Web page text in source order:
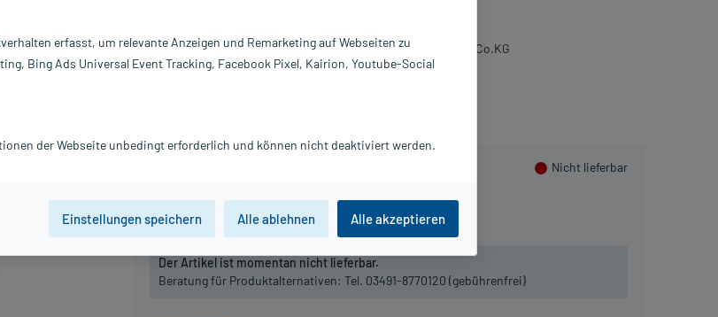
Nicht lieferbar
1 St 1 St 1 St
Der Artikel ist momentan nicht lieferbar.
Beratung für Produktalternativen: Tel. 03491-8770120 (gebührenfrei)
Hersteller:
Lohmann & Rauscher GmbH & Co.KG
erfasst, um relevante Anzeigen und Remarketing auf Webseiten zu
Bing Ads Universal Event Tracking, Facebook Pixel, Kairion, Youtube-Social
der Webseite unbedingt erforderlich und können nicht deaktiviert werden.
Einstellungen speichern Alle ablehnen Alle akzeptieren